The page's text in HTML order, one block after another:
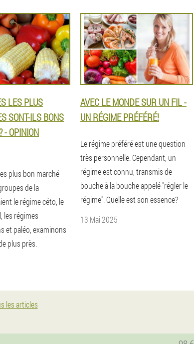
LES PLUS
SONT-ILS BONS
- OPINION
plus bon marché
de la
le régime céto, le
les régimes
et paléo, examinons
plus près.
AVEC LE MONDE SUR UN FIL -
UN RÉGIME PRÉFÉRÉ!
Le régime préféré est une question
très personnelle. Cependant, un
régime est connu, transmis de
bouche à la bouche appelé "régler le
régime". Quelle est son essence?
13 Mai 2025
les articles